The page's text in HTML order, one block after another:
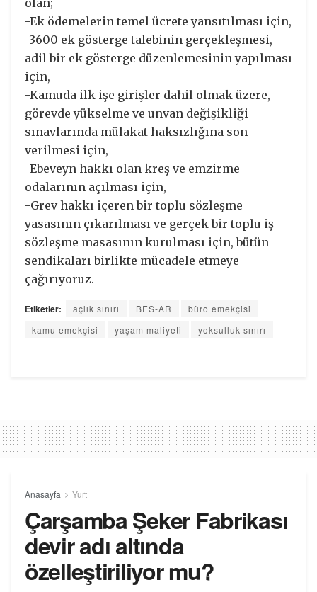
olan;
-Ek ödemelerin temel ücrete yansıtılması için,
-3600 ek gösterge talebinin gerçekleşmesi,
adil bir ek gösterge düzenlemesinin yapılması
için,
-Kamuda ilk işe girişler dahil olmak üzere,
görevde yükselme ve unvan değişikliği
sınavlarında mülakat haksızlığına son
verilmesi için,
-Ebeveyn hakkı olan kreş ve emzirme
odalarının açılması için,
-Grev hakkı içeren bir toplu sözleşme
yasasının çıkarılması ve gerçek bir toplu iş
sözleşme masasının kurulması için, bütün
sendikaları birlikte mücadele etmeye
çağırıyoruz.
Etiketler: açlık sınırı BES-AR
büro emekçisi
kamu emekçisi
yaşam maliyeti yoksulluk sınırı
Anasayfa Yurt
Çarşamba Şeker Fabrikası
devir adı altında
özelleştiriliyor mu?